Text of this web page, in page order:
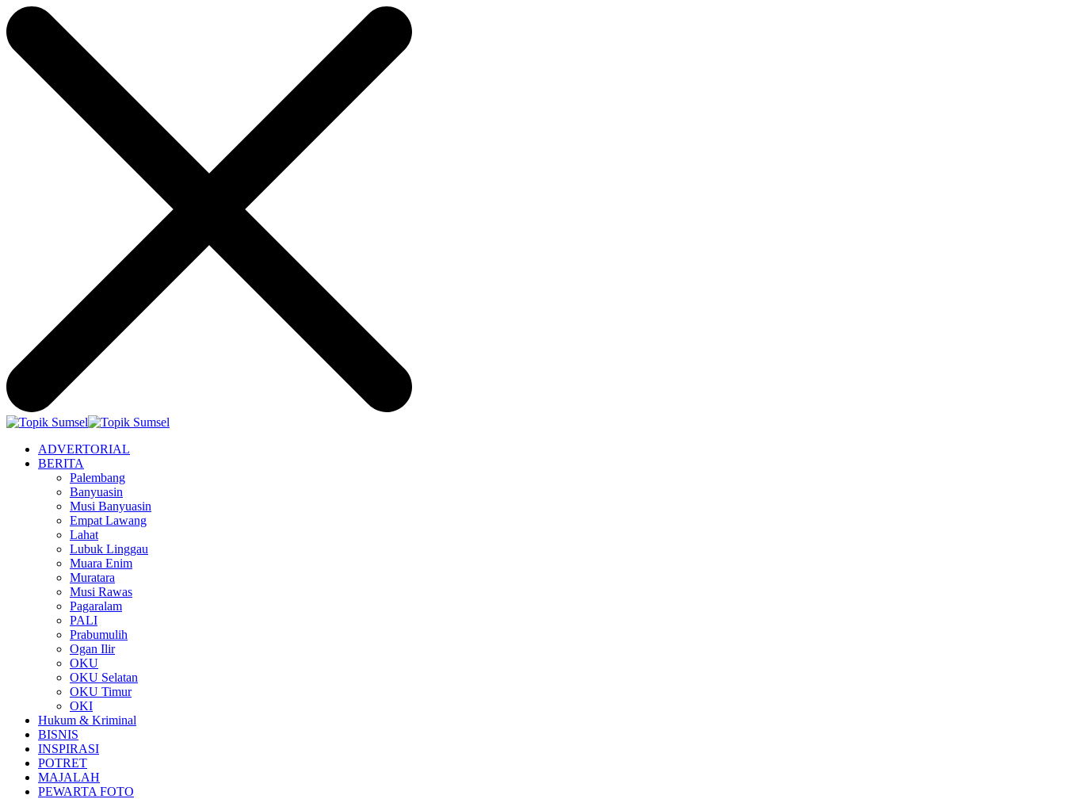
ADVERTORIAL
BERITA
Palembang
Banyuasin
Musi Banyuasin
Empat Lawang
Lahat
Lubuk Linggau
Muara Enim
Muratara
Musi Rawas
Pagaralam
PALI
Prabumulih
Ogan Ilir
OKU
OKU Selatan
OKU Timur
OKI
Hukum & Kriminal
BISNIS
INSPIRASI
POTRET
MAJALAH
PEWARTA FOTO